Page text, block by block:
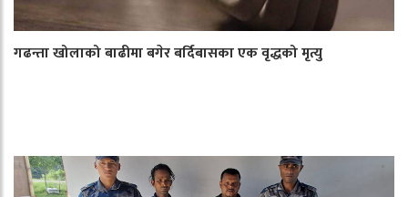
गढन्ता खोलाको बाढीमा बगेर बर्दिबासका एक वृद्धको मृत्यु